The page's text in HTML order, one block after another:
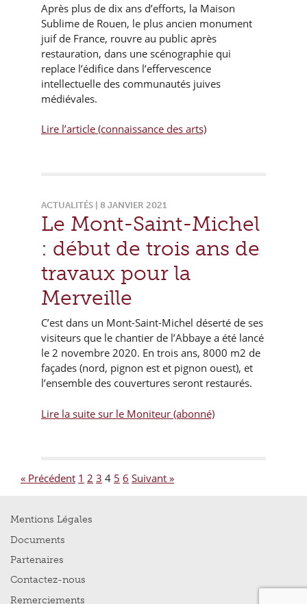
Après plus de dix ans d’efforts, la Maison
Sublime de Rouen, le plus ancien monument
juif de France, rouvre au public après
restauration, dans une scénographie qui
replace l’édifice dans l’effervescence
intellectuelle des communautés juives
médiévales.
Lire l’article (connaissance des arts)
ACTUALITÉS | 8 JANVIER 2021
Le Mont-Saint-Michel
: début de trois ans de
travaux pour la
Merveille
C’est dans un Mont-Saint-Michel déserté de ses
visiteurs que le chantier de l’Abbaye a été lancé
le 2 novembre 2020. En trois ans, 8000 m2 de
façades (nord, pignon est et pignon ouest), et
l’ensemble des couvertures seront restaurés.
Lire la suite sur le Moniteur (abonné)
« Précédent 1 2 3 4 5 6 Suivant »
Mentions Légales
Documents
Partenaires
Contactez-nous
Remerciements